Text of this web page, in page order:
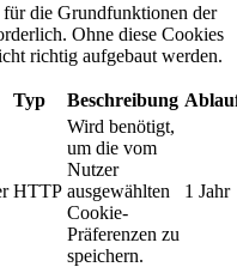
die Grundfunktionen der
Ohne diese Cookies
richtig aufgebaut werden.
Typ Beschreibung
HTTP
Wird benötigt,
um die vom
Nutzer
ausgewählten
Cookie-
Präferenzen zu
speichern.
1 Jahr